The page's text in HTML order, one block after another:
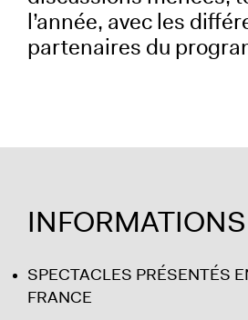
l’année, avec les
partenaires du
INFORMATIONS
SPECTACLES PRÉSENTÉS
FRANCE